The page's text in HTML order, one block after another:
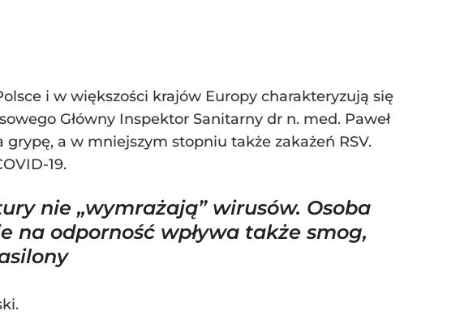
i w większości krajów Europy charakteryzują się
Główny Inspektor Sanitarny dr n. med. Paweł
a w mniejszym stopniu także zakażeń RSV.
19.
nie „wymrażają” wirusów. Osoba
na odporność wpływa także smog,